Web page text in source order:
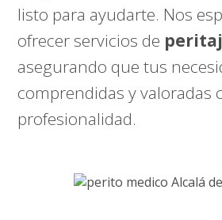
listo para ayudarte. Nos
ofrecer servicios de
asegurando que tus
comprendidas y valoradas
profesionalidad.